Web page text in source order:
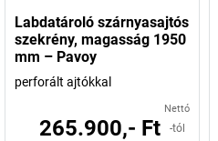
Labdatároló szárnyasajtós
szekrény, magasság 1950
mm – Pavoy
perforált ajtókkal
Nettó
265.900,- Ft -tól